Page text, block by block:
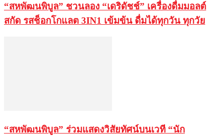
“สหพัฒนพิบูล” ชวนลอง “เดริดัชช์” เครื่องดื่มมอลต์
สกัด รสช็อกโกแลต 3IN1 เข้มข้น ดื่มได้ทุกวัน ทุกวัย
“สหพัฒนพิบูล” ร่วมแสดงวิสัยทัศน์บนเวที “นัก